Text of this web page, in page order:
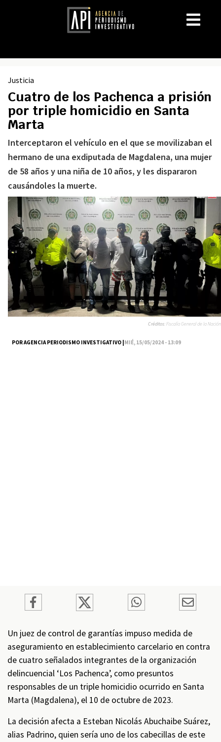
Justicia
Cuatro de los Pachenca a prisión
por triple homicidio en Santa
Marta
Interceptaron el vehículo en el que se movilizaban el
hermano de una exdiputada de Magdalena, una mujer
de 58 años y una niña de 10 años, y les dispararon
causándoles la muerte.
POR AGENCIA PERIODISMO INVESTIGATIVO |MIÉ, 15/05/2024 - 13:09
Créditos:Fiscalía General de la Nación
Un juez de control de garantías impuso medida de
aseguramiento en establecimiento carcelario en contra
de cuatro señalados integrantes de la organización
delincuencial ‘Los Pachenca’, como presuntos
responsables de un triple homicidio ocurrido en Santa
Marta (Magdalena), el 10 de octubre de 2023.
La decisión afecta a Esteban Nicolás Abuchaibe Suárez,
alias Padrino, quien sería uno de los cabecillas de este